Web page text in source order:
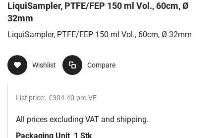
LiquiSampler, PTFE/FEP 150 ml Vol., 60cm, Ø
32mm
LiquiSampler, PTFE/FEP 150 ml Vol., 60cm, Ø 32mm
Wishlist Compare
List price: €304.40 pro VE
All prices excluding VAT and shipping.
Packaging Unit 1 Stk